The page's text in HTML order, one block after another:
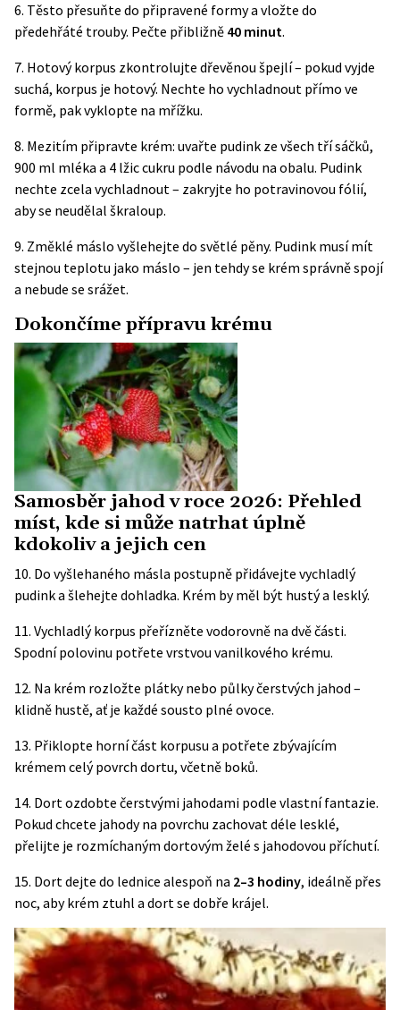
6. Těsto přesuňte do připravené formy a vložte do
předehřáté trouby. Pečte přibližně 40 minut.
7. Hotový korpus zkontrolujte dřevěnou špejlí – pokud vyjde
suchá, korpus je hotový. Nechte ho vychladnout přímo ve
formě, pak vyklopte na mřížku.
8. Mezitím připravte krém: uvařte pudink ze všech tří sáčků,
900 ml mléka a 4 lžic cukru podle návodu na obalu. Pudink
nechte zcela vychladnout – zakryjte ho potravinovou fólií,
aby se neudělal škraloup.
9. Změklé máslo vyšlehejte do světlé pěny. Pudink musí mít
stejnou teplotu jako máslo – jen tehdy se krém správně spojí
a nebude se srážet.
Dokončíme přípravu krému
Samosběr jahod v roce 2026: Přehled
míst, kde si může natrhat úplně
kdokoliv a jejich cen
10. Do vyšlehaného másla postupně přidávejte vychladlý
pudink a šlehejte dohladka. Krém by měl být hustý a lesklý.
11. Vychladlý korpus přeřízněte vodorovně na dvě části.
Spodní polovinu potřete vrstvou vanilkového krému.
12. Na krém rozložte plátky nebo půlky čerstvých jahod –
klidně hustě, ať je každé sousto plné ovoce.
13. Přiklopte horní část korpusu a potřete zbývajícím
krémem celý povrch dortu, včetně boků.
14. Dort ozdobte čerstvými jahodami podle vlastní fantazie.
Pokud chcete jahody na povrchu zachovat déle lesklé,
přelijte je rozmíchaným dortovým želé s jahodovou příchutí.
15. Dort dejte do lednice alespoň na 2–3 hodiny, ideálně přes
noc, aby krém ztuhl a dort se dobře krájel.